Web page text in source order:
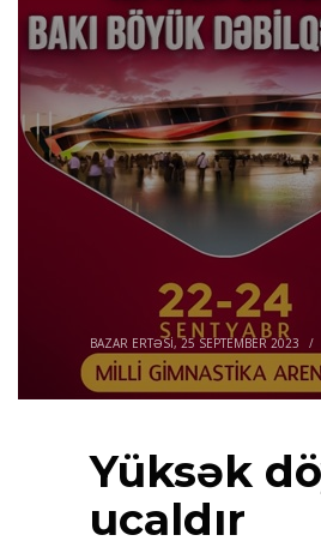
BAZAR ERTƏSI, 25 SEPTEMBER 2023 /
Yüksək
ucaldır